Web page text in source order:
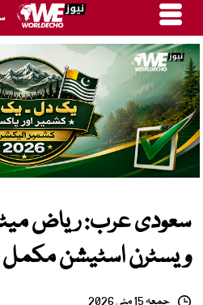
سعودی عرب: ریاض
ویسٹرن اسٹیشن مکمل
جمعہ 15 مئی 2026